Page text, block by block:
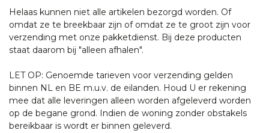
Helaas kunnen niet alle artikelen bezorgd worden. Of
omdat ze te breekbaar zijn of omdat ze te groot zijn voor
verzending met onze pakketdienst. Bij deze producten
staat daarom bij "alleen afhalen".
LET OP: Genoemde tarieven voor verzending gelden
binnen NL en BE m.u.v. de eilanden. Houd U er rekening
mee dat alle leveringen alleen worden afgeleverd worden
op de begane grond. Indien de woning zonder obstakels
bereikbaar is wordt er binnen geleverd.